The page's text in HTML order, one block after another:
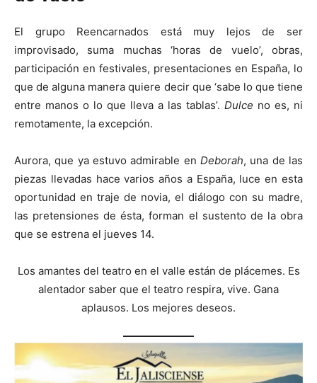
El grupo Reencarnados está muy lejos de ser
improvisado, suma muchas ‘horas de vuelo’, obras,
participación en festivales, presentaciones en España, lo
que de alguna manera quiere decir que ‘sabe lo que tiene
entre manos o lo que lleva a las tablas’. Dulce no es, ni
remotamente, la excepción.
Aurora, que ya estuvo admirable en Deborah, una de las
piezas llevadas hace varios años a España, luce en esta
oportunidad en traje de novia, el diálogo con su madre,
las pretensiones de ésta, forman el sustento de la obra
que se estrena el jueves 14.
Los amantes del teatro en el valle están de plácemes. Es
alentador saber que el teatro respira, vive. Gana
aplausos. Los mejores deseos.